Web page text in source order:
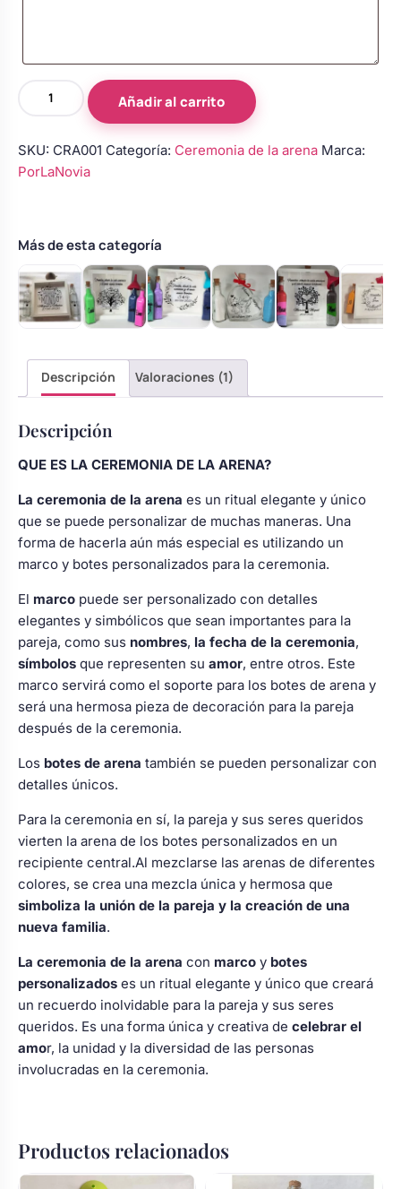
de
la
3
personalizadas
–
Modelo
Añadir al carrito
SKU: CRA001 Categoría: Ceremonia de la arena Marca:
PorLaNovia
Más de esta categoría
Descripción Valoraciones (1)
Descripción
QUE ES LA CEREMONIA DE LA ARENA?
La ceremonia de la arena es un ritual elegante y único
que se puede personalizar de muchas maneras. Una
forma de hacerla aún más especial es utilizando un
marco y botes personalizados para la ceremonia.
El marco puede ser personalizado con detalles
elegantes y simbólicos que sean importantes para la
pareja, como sus nombres, la fecha de la ceremonia,
símbolos que representen su amor, entre otros. Este
marco servirá como el soporte para los botes de arena y
será una hermosa pieza de decoración para la pareja
después de la ceremonia.
Los botes de arena también se pueden personalizar con
detalles únicos.
Para la ceremonia en sí, la pareja y sus seres queridos
vierten la arena de los botes personalizados en un
recipiente central.Al mezclarse las arenas de diferentes
colores, se crea una mezcla única y hermosa que
simboliza la unión de la pareja y la creación de una
nueva familia.
La ceremonia de la arena con marco y botes
personalizados es un ritual elegante y único que creará
un recuerdo inolvidable para la pareja y sus seres
queridos. Es una forma única y creativa de celebrar el
amor, la unidad y la diversidad de las personas
involucradas en la ceremonia.
Productos relacionados